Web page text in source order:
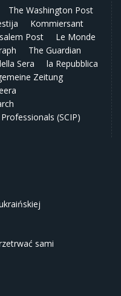
The Washington Post
Kommiersant
Post
Le Monde
The Guardian
Sera
la Repubblica
Zeitung
(SCIP)
sami